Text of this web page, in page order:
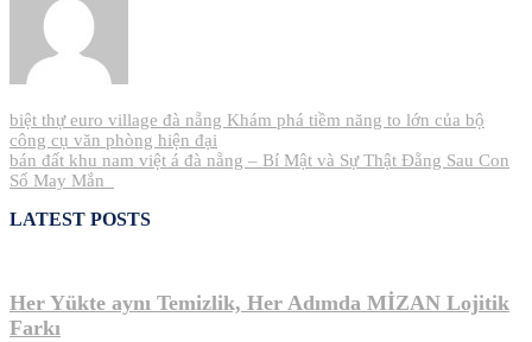
Yazı
gezinmesi
biệt thự euro village đà nẵng Khám phá tiềm năng to lớn của bộ
công cụ văn phòng hiện đại
bán đất khu nam việt á đà nẵng – Bí Mật và Sự Thật Đằng Sau Con
Số May Mắn_
LATEST POSTS
Her Yükte aynı Temizlik, Her Adımda MİZAN Lojitik
Farkı